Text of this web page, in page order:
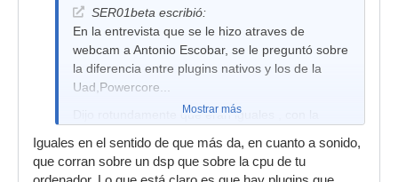
SER01beta escribió:
En la entrevista que se le hizo atraves de
webcam a Antonio Escobar, se le preguntó sobre
la diferencia entre plugins nativos y los de la
Uad,Powercore...
Dijo rotundamente que eran iguales , con la
consumen menos cpu, por lo demas dijo que era
solo un sistema para que la gente no pueda
Mostrar más
Iguales en el sentido de que más da, en cuanto a sonido,
que corran sobre un dsp que sobre la cpu de tu